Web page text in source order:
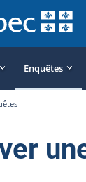
Enquêtes